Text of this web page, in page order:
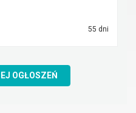
55 dni
OGŁOSZEŃ